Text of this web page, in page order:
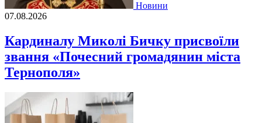
Новини
07.08.2026
Кардиналу Миколі Бичку присвоїли
звання «Почесний громадянин міста
Тернополя»